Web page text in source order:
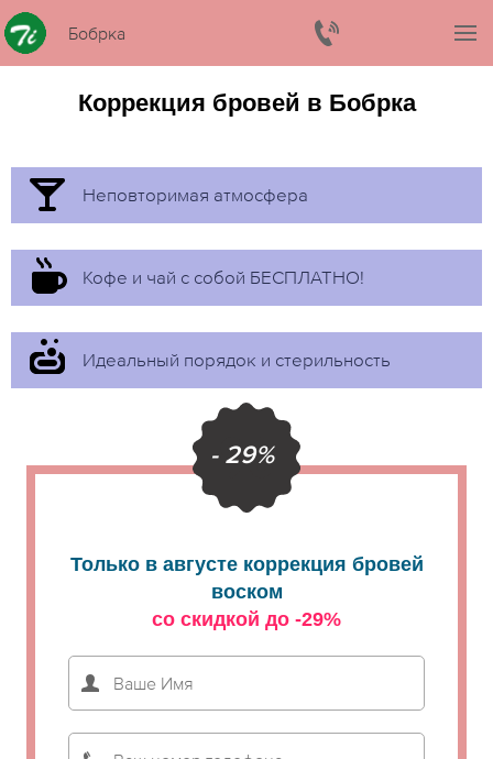
Бобрка
Коррекция бровей в Бобрка
Неповторимая атмосфера
Кофе и чай с собой БЕСПЛАТНО!
Идеальный порядок и стерильность
- 29%
Только в августе коррекция бровей
воском
со скидкой до -29%